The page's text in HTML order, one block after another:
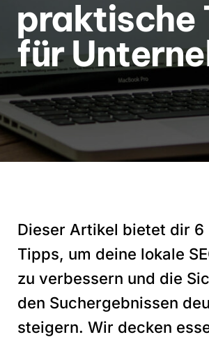
praktische
für
Dieser Artikel bietet dir 6
Tipps, um deine lokale
zu verbessern und die
den Suchergebnissen
steigern. Wir decken